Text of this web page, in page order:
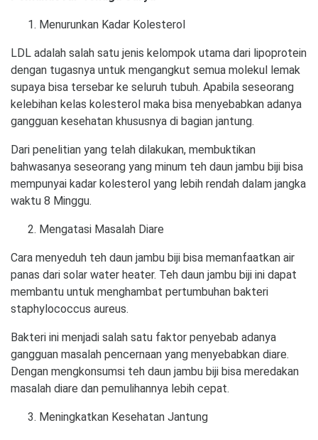
Menurunkan Kadar Kolesterol
LDL adalah salah satu jenis kelompok utama dari lipoprotein
dengan tugasnya untuk mengangkut semua molekul lemak
supaya bisa tersebar ke seluruh tubuh. Apabila seseorang
kelebihan kelas kolesterol maka bisa menyebabkan adanya
gangguan kesehatan khususnya di bagian jantung.
Dari penelitian yang telah dilakukan, membuktikan
bahwasanya seseorang yang minum teh daun jambu biji bisa
mempunyai kadar kolesterol yang lebih rendah dalam jangka
waktu 8 Minggu.
Mengatasi Masalah Diare
Cara menyeduh teh daun jambu biji bisa memanfaatkan air
panas dari solar water heater. Teh daun jambu biji ini dapat
membantu untuk menghambat pertumbuhan bakteri
staphylococcus aureus.
Bakteri ini menjadi salah satu faktor penyebab adanya
gangguan masalah pencernaan yang menyebabkan diare.
Dengan mengkonsumsi teh daun jambu biji bisa meredakan
masalah diare dan pemulihannya lebih cepat.
Meningkatkan Kesehatan Jantung